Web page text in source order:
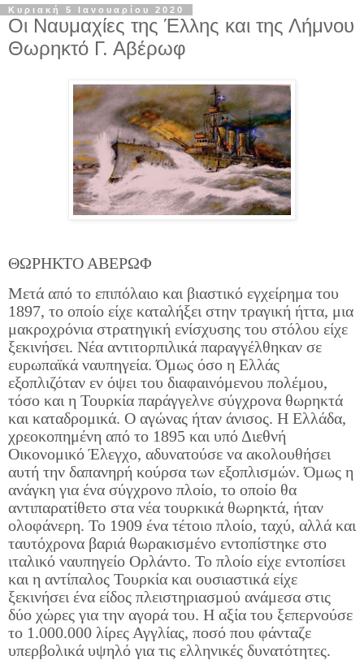
Κυριακή 5 Ιανουαρίου 2020
Οι Ναυμαχίες της Έλλης και της Λήμνου
Θωρηκτό Γ. Αβέρωφ
ΘΩΡΗΚΤΟ ΑΒΕΡΩΦ
Μετά από το επιπόλαιο και βιαστικό εγχείρημα του
1897, το οποίο είχε καταλήξει στην τραγική ήττα, μια
μακροχρόνια στρατηγική ενίσχυσης του στόλου είχε
ξεκινήσει. Νέα αντιτορπιλικά παραγγέλθηκαν σε
ευρωπαϊκά ναυπηγεία. Όμως όσο η Ελλάς
εξοπλιζόταν εν όψει του διαφαινόμενου πολέμου,
τόσο και η Τουρκία παράγγελνε σύγχρονα θωρηκτά
και καταδρομικά. Ο αγώνας ήταν άνισος. Η Ελλάδα,
χρεοκοπημένη από το 1895 και υπό Διεθνή
Οικονομικό Έλεγχο, αδυνατούσε να ακολουθήσει
αυτή την δαπανηρή κούρσα των εξοπλισμών. Όμως η
ανάγκη για ένα σύγχρονο πλοίο, το οποίο θα
αντιπαρατίθετο στα νέα τουρκικά θωρηκτά, ήταν
ολοφάνερη. Το 1909 ένα τέτοιο πλοίο, ταχύ, αλλά και
ταυτόχρονα βαριά θωρακισμένο εντοπίστηκε στο
ιταλικό ναυπηγείο Ορλάντο. Το πλοίο είχε εντοπίσει
και η αντίπαλος Τουρκία και ουσιαστικά είχε
ξεκινήσει ένα είδος πλειστηριασμού ανάμεσα στις
δύο χώρες για την αγορά του. Η αξία του ξεπερνούσε
το 1.000.000 λίρες Αγγλίας, ποσό που φάνταζε
υπερβολικά υψηλό για τις ελληνικές δυνατότητες.